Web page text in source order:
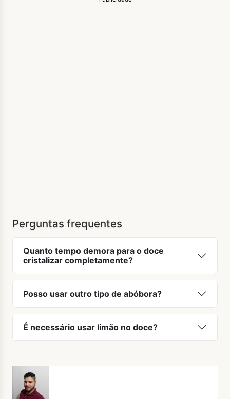
Perguntas frequentes
Quanto tempo demora para o doce
cristalizar completamente?
Posso usar outro tipo de abóbora?
É necessário usar limão no doce?